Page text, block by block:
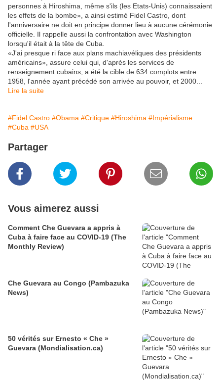
personnes à Hiroshima, même s'ils (les Etats-Unis) connaissaient
les effets de la bombe», a ainsi estimé Fidel Castro, dont
l'anniversaire ne doit en principe donner lieu à aucune cérémonie
officielle. Il rappelle aussi la confrontation avec Washington
lorsqu'il était à la tête de Cuba.
«J'ai presque ri face aux plans machiavéliques des présidents
américains», assure celui qui, d'après les services de
renseignement cubains, a été la cible de 634 complots entre
1958, l'année ayant précédé son arrivée au pouvoir, et 2000...
Lire la suite
#Fidel Castro #Obama #Critique #Hiroshima #Impérialisme
#Cuba #USA
Partager
Vous aimerez aussi
Comment Che Guevara a appris à
Cuba à faire face au COVID-19 (The
Monthly Review)
Che Guevara au Congo (Pambazuka
News)
50 vérités sur Ernesto « Che »
Guevara (Mondialisation.ca)